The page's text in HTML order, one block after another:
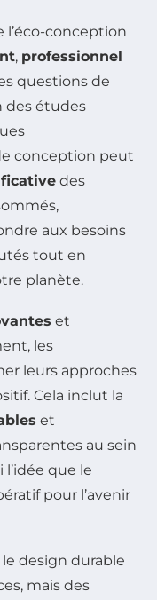
conception
, professionnel
questions de
des études
conception peut
des
aux besoins
tout en
planète.
et
les
leurs approches
Cela inclut la
et
au sein
que le
pour l’avenir
design durable
mais des